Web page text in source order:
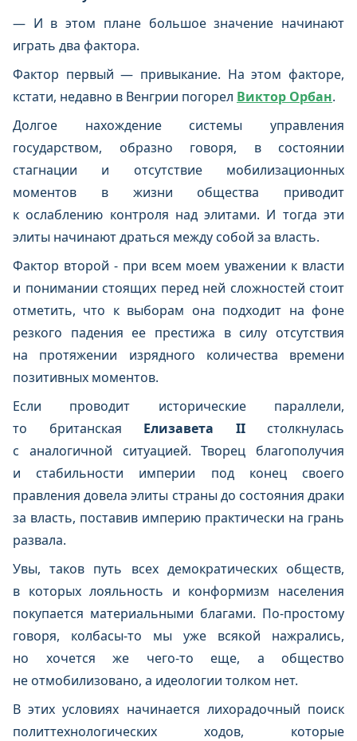
— И в этом плане большое значение начинают
играть два фактора.
Фактор первый — привыкание. На этом факторе,
кстати, недавно в Венгрии погорел Виктор Орбан.
Долгое нахождение системы управления
государством, образно говоря, в состоянии
стагнации и отсутствие мобилизационных
моментов в жизни общества приводит
к ослаблению контроля над элитами. И тогда эти
элиты начинают драться между собой за власть.
Фактор второй -­ при всем моем уважении к власти
и понимании стоящих перед ней сложностей стоит
отметить, что к выборам она подходит на фоне
резкого падения ее престижа в силу отсутствия
на протяжении изрядного количества времени
позитивных моментов.
Если проводит исторические параллели,
то британская Елизавета IIстолкнулась
с аналогичной ситуацией. Творец благополучия
и стабильности империи под конец своего
правления довела элиты страны до состояния драки
за власть, поставив империю практически на грань
развала.
Увы, таков путь всех демократических обществ,
в которых лояльность и конформизм населения
покупается материальными благами. По-простому
говоря, колбасы-то мы уже всякой нажрались,
но хочется же чего-то еще, а общество
не отмобилизовано, а идеологии толком нет.
В этих условиях начинается лихорадочный поиск
политтехнологических ходов, которые